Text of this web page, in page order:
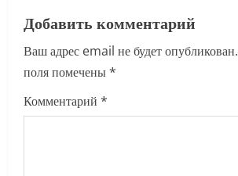
v
i
g
a
Добавить комментарий
Ваш адрес email не будет опубликован.
поля помечены*
Комментарий *